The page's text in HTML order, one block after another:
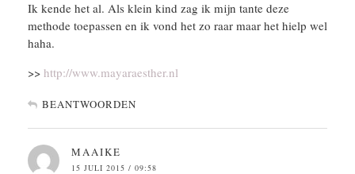
Ik kende het al. Als klein kind zag ik mijn tante deze
methode toepassen en ik vond het zo raar maar het hielp wel
haha.
>> http://www.mayaraesther.nl
BEANTWOORDEN
MAAIKE
15 JULI 2015 / 09:58